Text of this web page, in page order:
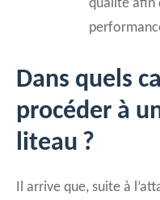
qualité afin
Dans quels
procéder à
liteau ?
Il arrive que, suite à